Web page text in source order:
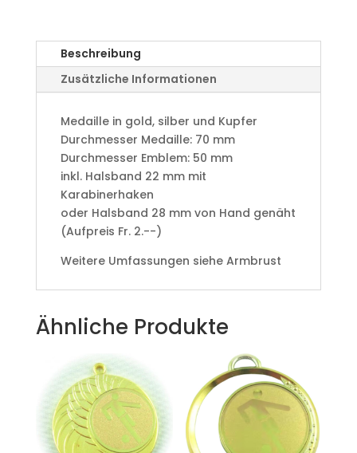
M427
Menge
Beschreibung
Zusätzliche Informationen
Medaille in gold, silber und Kupfer
​Durchmesser Medaille: 70 mm
Durchmesser Emblem: 50 mm
​inkl. Halsband 22 mm mit
Karabinerhaken
oder Halsband 28 mm von Hand genäht
(Aufpreis Fr. 2.--)
Weitere Umfassungen siehe Armbrust
Ähnliche Produkte